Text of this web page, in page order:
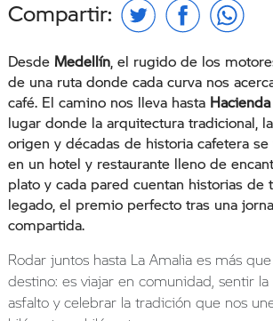
Desde Medellín, el rugido de los
de una ruta donde cada curva nos
café. El camino nos lleva hasta
lugar donde la arquitectura tradicional,
origen y décadas de historia cafetera
en un hotel y restaurante lleno de
plato y cada pared cuentan historias de
legado, el premio perfecto tras una
compartida.
Rodar juntos hasta La Amalia es más
destino: es viajar en comunidad, sentir
asfalto y celebrar la tradición que nos
Compartir: